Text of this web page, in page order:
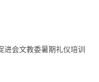
进会文教委暑期礼仪培训